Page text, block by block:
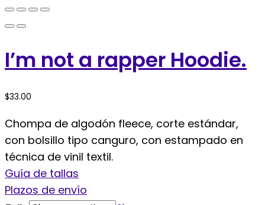
I’m not a rapper Hoodie.
$33.00
Chompa de algodón fleece, corte estándar,
con bolsillo tipo canguro, con estampado en
técnica de vinil textil.
Guía de tallas
Plazos de envío